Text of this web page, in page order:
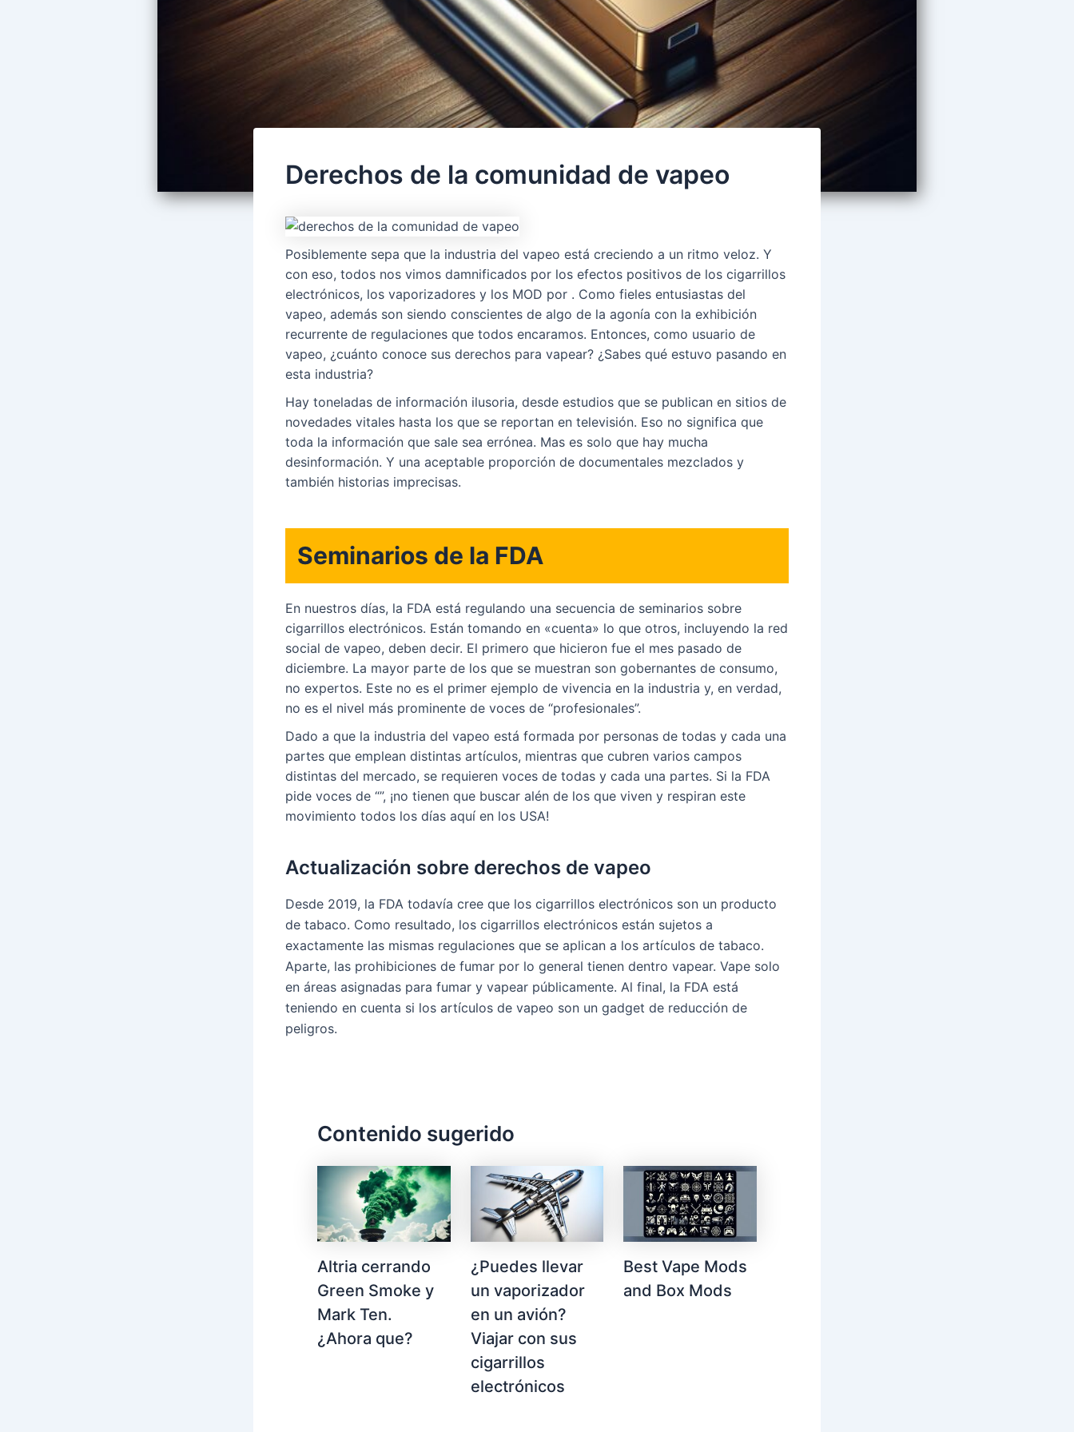
Derechos de la comunidad de vapeo
Posiblemente sepa que la industria del vapeo está creciendo a un ritmo veloz. Y
con eso, todos nos vimos damnificados por los efectos positivos de los cigarrillos
electrónicos, los vaporizadores y los MOD por . Como fieles entusiastas del
vapeo, además son siendo conscientes de algo de la agonía con la exhibición
recurrente de regulaciones que todos encaramos. Entonces, como usuario de
vapeo, ¿cuánto conoce sus derechos para vapear? ¿Sabes qué estuvo pasando en
esta industria?
Hay toneladas de información ilusoria, desde estudios que se publican en sitios de
novedades vitales hasta los que se reportan en televisión. Eso no significa que
toda la información que sale sea errónea. Mas es solo que hay mucha
desinformación. Y una aceptable proporción de documentales mezclados y
también historias imprecisas.
Seminarios de la FDA
En nuestros días, la FDA está regulando una secuencia de seminarios sobre
cigarrillos electrónicos. Están tomando en «cuenta» lo que otros, incluyendo la red
social de vapeo, deben decir. El primero que hicieron fue el mes pasado de
diciembre. La mayor parte de los que se muestran son gobernantes de consumo,
no expertos. Este no es el primer ejemplo de vivencia en la industria y, en verdad,
no es el nivel más prominente de voces de “profesionales”.
Dado a que la industria del vapeo está formada por personas de todas y cada una
partes que emplean distintas artículos, mientras que cubren varios campos
distintas del mercado, se requieren voces de todas y cada una partes. Si la FDA
pide voces de “”, ¡no tienen que buscar alén de los que viven y respiran este
movimiento todos los días aquí en los USA!
Actualización sobre derechos de vapeo
Desde 2019, la FDA todavía cree que los cigarrillos electrónicos son un producto
de tabaco. Como resultado, los cigarrillos electrónicos están sujetos a
exactamente las mismas regulaciones que se aplican a los artículos de tabaco.
Aparte, las prohibiciones de fumar por lo general tienen dentro vapear. Vape solo
en áreas asignadas para fumar y vapear públicamente. Al final, la FDA está
teniendo en cuenta si los artículos de vapeo son un gadget de reducción de
peligros.
Contenido sugerido
Altria cerrando
Green Smoke y
Mark Ten.
¿Ahora que?
¿Puedes llevar
un vaporizador
en un avión?
Viajar con sus
cigarrillos
electrónicos
Best Vape Mods
and Box Mods